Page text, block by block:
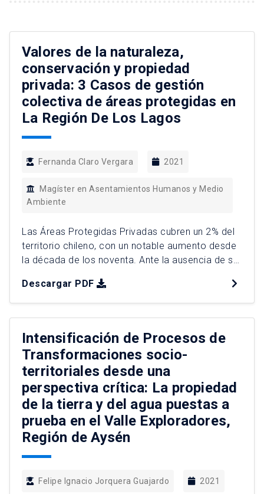
Valores de la naturaleza,
conservación y propiedad
privada: 3 Casos de gestión
colectiva de áreas protegidas en
La Región De Los Lagos
Fernanda Claro Vergara 2021
Magíster en Asentamientos Humanos y Medio
Ambiente
Las Áreas Protegidas Privadas cubren un 2% del
territorio chileno, con un notable aumento desde
la década de los noventa. Ante la ausencia de su
normen su gestión ni efectividad en la
conservación de la biodiversidad. Esta
investigación toma como casos de estudio tres
Áreas Protegidas Privadas en la […]
Descargar PDF
Intensificación de Procesos de
Transformaciones socio-
territoriales desde una
perspectiva crítica: La propiedad
de la tierra y del agua puestas a
prueba en el Valle Exploradores,
Región de Aysén
Felipe Ignacio Jorquera Guajardo 2021